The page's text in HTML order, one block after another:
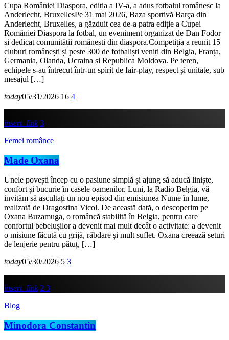
Cupa României Diaspora, ediția a IV-a, a adus fotbalul românesc la
Anderlecht, BruxellesPe 31 mai 2026, Baza sportivă Barça din
Anderlecht, Bruxelles, a găzduit cea de-a patra ediție a Cupei
României Diaspora la fotbal, un eveniment organizat de Dan Fodor
și dedicat comunității românești din diaspora.Competiția a reunit 15
cluburi românești și peste 300 de fotbaliști veniți din Belgia, Franța,
Germania, Olanda, Ucraina și Republica Moldova. Pe teren,
echipele s-au întrecut într-un spirit de fair-play, respect și unitate, sub
mesajul […]
today05/31/2026 16 4
insert_link 3
Femei românce
Made Oxana
Unele povești încep cu o pasiune simplă și ajung să aducă liniște,
confort și bucurie în casele oamenilor. Luni, la Radio Belgia, vă
invităm să ascultați un nou episod din emisiunea Nume în lume,
realizată de Dragostina Vicol. De această dată, o descoperim pe
Oxana Buzamuga, o româncă stabilită în Belgia, pentru care
confortul bebelușilor a devenit mai mult decât o activitate: a devenit
o misiune făcută cu grijă, răbdare și mult suflet. Oxana creează seturi
de lenjerie pentru pătuț, […]
today05/30/2026 5 3
insert_link 2 3
Blog
Minodora Constantin